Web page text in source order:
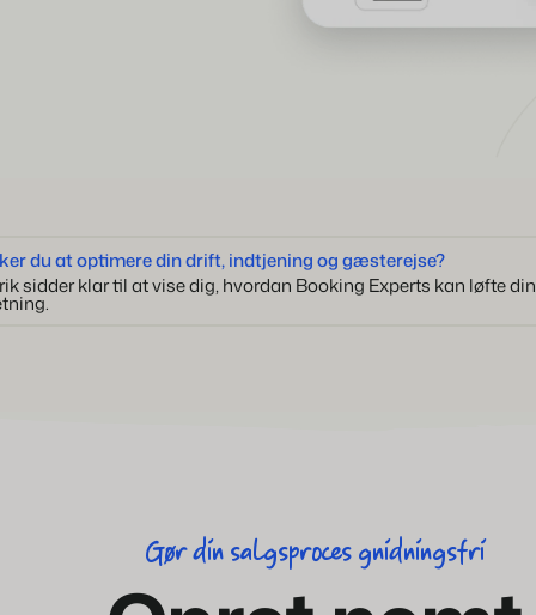
du at optimere din drift, indtjening og gæsterejse?
sidder klar til at vise dig, hvordan Booking Experts kan løfte din
Gør din salgsproces gnidningsfri